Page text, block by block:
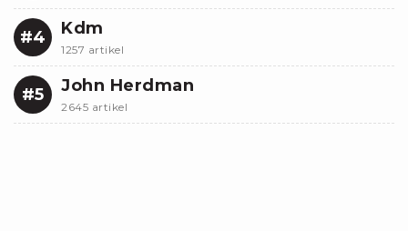
#4 Kdm
1257 artikel
#5 John Herdman
2645 artikel